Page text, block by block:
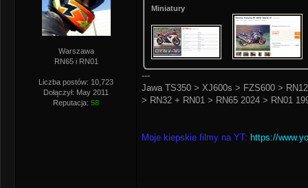
Warszawa
RN65 i RN01
Liczba postów: 10,723
Dołączył: May 2011
Reputacja: 58
Miniatury
---
Jawa TS350 > XJ600s > FZS600 >
> RN32 + RN01 > RN65 2024 > RN01
Moje kiepskie filmy na YT: https://